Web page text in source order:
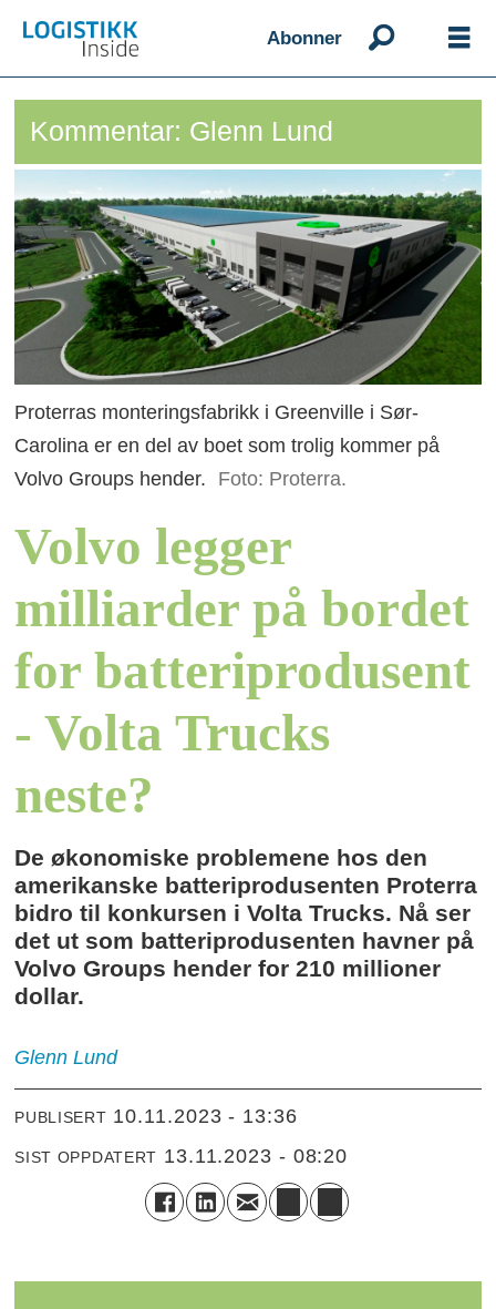
Abonner
Kommentar: Glenn Lund
Proterras monteringsfabrikk i Greenville i Sør-
Carolina er en del av boet som trolig kommer på
Volvo Groups hender.
Foto: Proterra.
Volvo legger
milliarder på bordet
for batteriprodusent
- Volta Trucks
neste?
De økonomiske problemene hos den
amerikanske batteriprodusenten Proterra
bidro til konkursen i Volta Trucks. Nå ser
det ut som batteriprodusenten havner på
Volvo Groups hender for 210 millioner
dollar.
Glenn Lund
PUBLISERT 10.11.2023 - 13:36
SIST OPPDATERT 13.11.2023 - 08:20